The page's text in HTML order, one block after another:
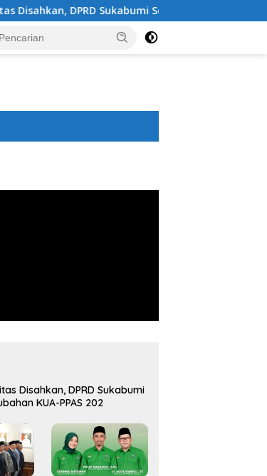
Sepakati Perubahan KUA-PPAS 202
Disahkan, DPRD Sukabumi
KUA-PPAS 202